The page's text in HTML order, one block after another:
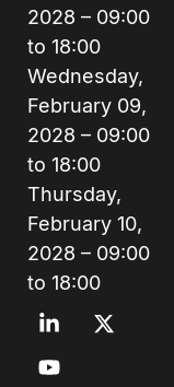
2028 – 09:00
to 18:00
Wednesday,
February 09,
2028 – 09:00
to 18:00
Thursday,
February 10,
2028 – 09:00
to 18:00